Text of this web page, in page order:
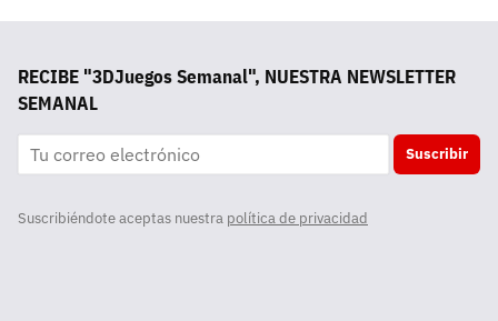
RECIBE "3DJuegos Semanal", NUESTRA NEWSLETTER
SEMANAL
Suscribir
Suscribiéndote aceptas nuestra política de privacidad